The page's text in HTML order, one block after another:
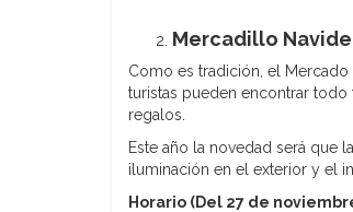
Mercadillo
Como es tradición, el
turistas pueden encontrar
regalos.
Este año la novedad será que
iluminación en el exterior y el
Horario (Del 27 de